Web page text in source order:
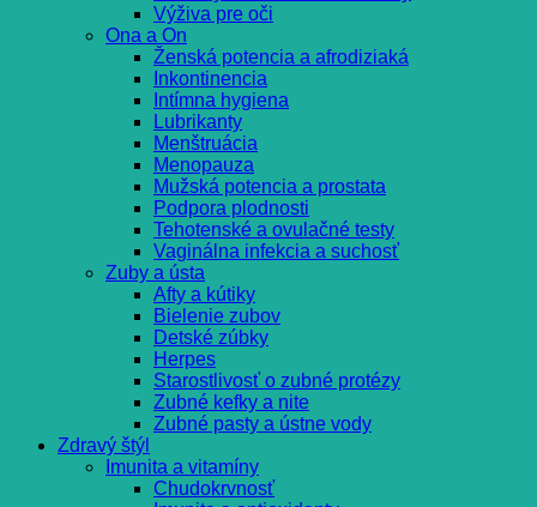
Výživa pre oči
Ona a On
Ženská potencia a afrodiziaká
Inkontinencia
Intímna hygiena
Lubrikanty
Menštruácia
Menopauza
Mužská potencia a prostata
Podpora plodnosti
Tehotenské a ovulačné testy
Vaginálna infekcia a suchosť
Zuby a ústa
Afty a kútiky
Bielenie zubov
Detské zúbky
Herpes
Starostlivosť o zubné protézy
Zubné kefky a nite
Zubné pasty a ústne vody
Zdravý štýl
Imunita a vitamíny
Chudokrvnosť